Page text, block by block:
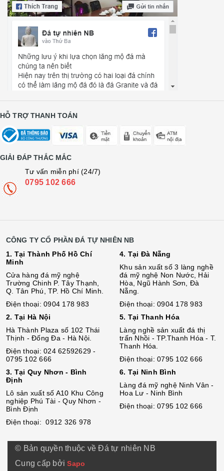
HỖ TRỢ THANH TOÁN
GIẢI ĐÁP THẮC MẮC
Tư vấn miễn phí (24/7)
0795 102 666
CÔNG TY CỔ PHẦN ĐÁ TỰ NHIÊN NB
1. Tại Thành Phố Hồ Chí
Minh
Cửa hàng đá mỹ nghệ
Trường Chinh P. Tây Thạnh,
Q. Tân Phú, TP. Hồ Chí Minh.
Điện thoại: 0904 178 983
2. Tại Hà Nội
Hà Thành Plaza số 102 Thái
Thịnh - Đống Đa - Hà Nội.
Điện thoại: 024 62592629 -
0795 102 666
3. Tại Quy Nhơn - Bình
Định
Lô sản xuất số A10 Khu Công
nghiệp Phú Tài - Quy Nhơn -
Bình Định
Điện thoại: 0912 326 978
4. Tại Đà Nẵng
Khu sản xuất số 3 làng nghề
đá mỹ nghệ Non Nước, Hải
Hòa, Ngũ Hành Sơn, Đà
Nẵng.
Điện thoại: 0904 178 983
5. Tại Thanh Hóa
Làng nghề sản xuất đá thị
trấn Nhồi - TP.Thanh Hóa - T.
Thanh Hóa.
Điện thoại: 0795 102 666
6. Tại Ninh Bình
Làng đá mỹ nghệ Ninh Vân -
Hoa Lư - Ninh Bình
Điện thoại: 0795 102 666
© Bản quyền thuộc về Đá tự nhiên NB
Cung cấp bởiSapo